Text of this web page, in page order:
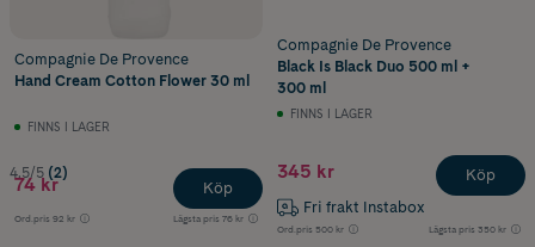
Compagnie De Provence
Hand Cream Cotton Flower 30 ml
FINNS I LAGER
4.5/5 (2)
74 kr
Ord.pris 92 kr Lägsta pris 76 kr
Köp
Compagnie De Provence
Black Is Black Duo 500 ml +
300 ml
FINNS I LAGER
345 kr
Fri frakt Instabox
Ord.pris 500 kr Lägsta pris 350 kr
Köp